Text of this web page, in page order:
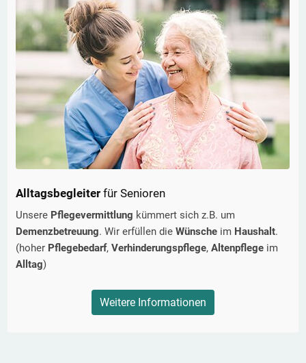
Alltagsbegleiter für Senioren
Unsere Pflegevermittlung kümmert sich z.B. um
Demenzbetreuung. Wir erfüllen die Wünsche im Haushalt.
(hoher Pflegebedarf, Verhinderungspflege, Altenpflege im
Alltag)
Weitere Informationen